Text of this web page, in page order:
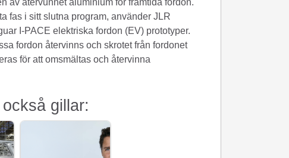
fas i sitt slutna program, använder JLR
I-PACE elektriska fordon (EV) prototyper.
fordon återvinns och skrotet från fordonet
för att omsmältas och återvinna
gillar: